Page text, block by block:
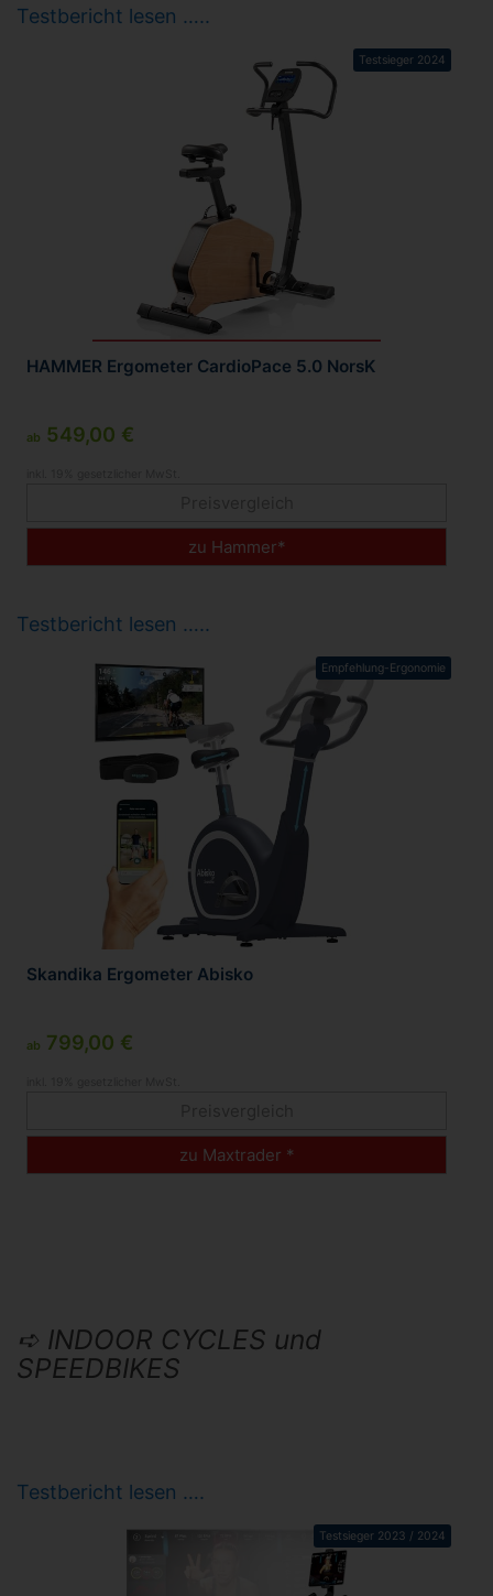
Testbericht lesen …..
Testsieger 2024
HAMMER Ergometer CardioPace 5.0 NorsK
ab 549,00 €
zu Hammer*
Testbericht lesen …..
Empfehlung-Ergonomie
Skandika Ergometer Abisko
ab 799,00 €
zu Maxtrader *
➪ INDOOR CYCLES und
SPEEDBIKES
Testbericht lesen ….
Testsieger 2023 / 2024